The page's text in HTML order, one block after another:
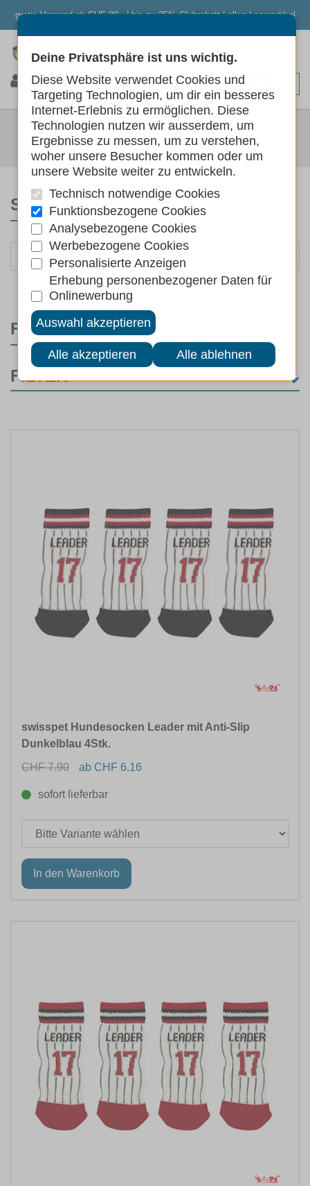
gratis Versand ab CHF 80.- | bis zu 25% Clubrabatt | alles Lagerartikel
0 0 0
SCHUHE
Hunde Hundebekleidung Schuhe
SORTIEREN NACH
FILTER
FILTER
FUTTERART
LEBENSPHASE
ANWENDUNG FÜR
INHALTSMENGE
KONSISTENZ
swisspet Hundesocken Leader mit Anti-Slip
Dunkelblau 4Stk.
CHF 7.90
ab CHF 6.16
sofort lieferbar
Deine Privatsphäre ist uns wichtig.
Diese Website verwendet Cookies und
Targeting Technologien, um dir ein besseres
Internet-Erlebnis zu ermöglichen. Diese
Technologien nutzen wir ausserdem, um
Ergebnisse zu messen, um zu verstehen,
woher unsere Besucher kommen oder um
unsere Website weiter zu entwickeln.
Technisch notwendige Cookies
Funktionsbezogene Cookies
Analysebezogene Cookies
Werbebezogene Cookies
Personalisierte Anzeigen
Erhebung personenbezogener Daten für
Onlinewerbung